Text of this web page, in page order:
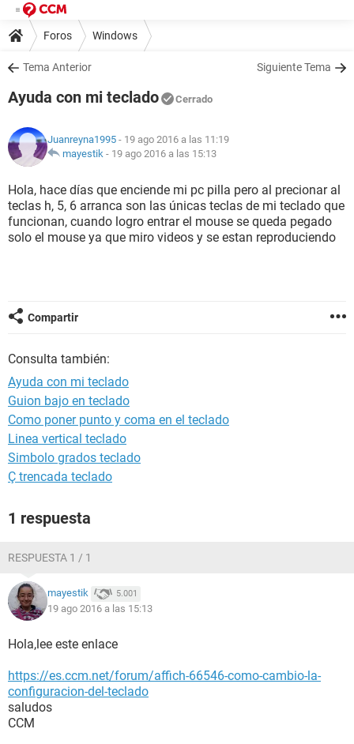
Foros Windows
Tema Anterior Siguiente Tema
Ayuda con mi teclado Cerrado
Juanreyna1995 - 19 ago 2016 a las 11:19
mayestik - 19 ago 2016 a las 15:13
Hola, hace días que enciende mi pc pilla pero al precionar al
teclas h, 5, 6 arranca son las únicas teclas de mi teclado que
funcionan, cuando logro entrar el mouse se queda pegado
solo el mouse ya que miro videos y se estan reproduciendo
Compartir
Consulta también:
Ayuda con mi teclado
Guion bajo en teclado
Como poner punto y coma en el teclado
Linea vertical teclado
Simbolo grados teclado
Ç trencada teclado
1 respuesta
RESPUESTA 1 / 1
mayestik 5.001
19 ago 2016 a las 15:13
Hola,lee este enlace
https://es.ccm.net/forum/affich-66546-como-cambio-la-
configuracion-del-teclado
saludos
CCM